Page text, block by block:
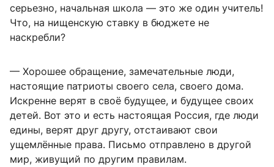
серьезно, начальная школа — это же один учитель!
Что, на нищенскую ставку в бюджете не
наскребли?
— Хорошее обращение, замечательные люди,
настоящие патриоты своего села, своего дома.
Искренне верят в своё будущее, и будущее своих
детей. Вот это и есть настоящая Россия, где люди
едины, верят друг другу, отстаивают свои
ущемлённые права. Письмо отправлено в другой
мир, живущий по другим правилам.